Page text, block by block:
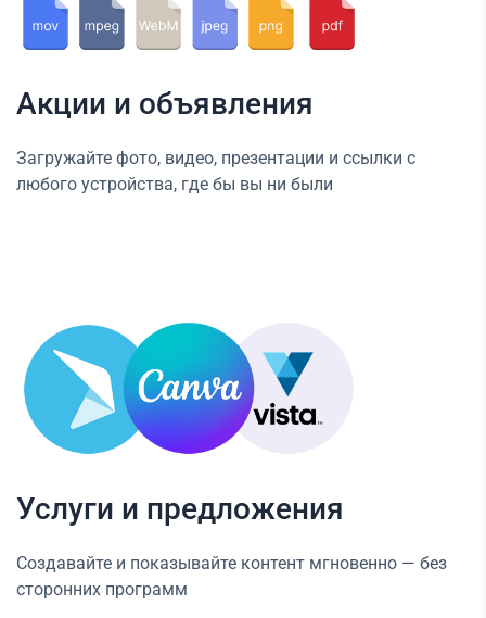
Акции и объявления
Загружайте фото, видео, презентации и ссылки с
любого устройства, где бы вы ни были
Услуги и предложения
Создавайте и показывайте контент мгновенно — без
сторонних программ